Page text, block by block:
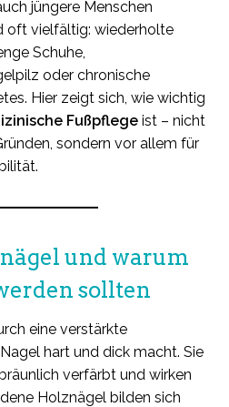
jüngere Menschen
oft vielfältig: wiederholte
Schuhe,
oder chronische
Hier zeigt sich, wie wichtig
Fußpflege ist – nicht
sondern vor allem für
und warum
sollten
eine verstärkte
hart und dick macht. Sie
verfärbt und wirken
Holznägel bilden sich